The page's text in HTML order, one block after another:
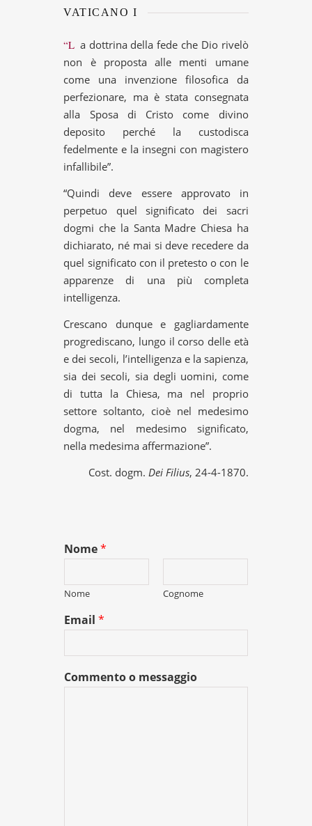
VATICANO I
“La dottrina della fede che Dio rivelò
non è proposta alle menti umane
come una invenzione filosofica da
perfezionare, ma è stata consegnata
alla Sposa di Cristo come divino
deposito perché la custodisca
fedelmente e la insegni con magistero
infallibile”.
“Quindi deve essere approvato in
perpetuo quel significato dei sacri
dogmi che la Santa Madre Chiesa ha
dichiarato, né mai si deve recedere da
quel significato con il pretesto o con le
apparenze di una più completa
intelligenza.
Crescano dunque e gagliardamente
progrediscano, lungo il corso delle età
e dei secoli, l’intelligenza e la sapienza,
sia dei secoli, sia degli uomini, come
di tutta la Chiesa, ma nel proprio
settore soltanto, cioè nel medesimo
dogma, nel medesimo significato,
nella medesima affermazione”.
Cost. dogm. Dei Filius, 24-4-1870.
Nome*
Nome Cognome
Email*
Commento o messaggio